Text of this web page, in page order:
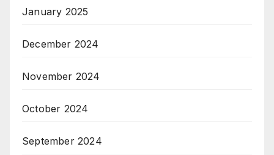
January 2025
December 2024
November 2024
October 2024
September 2024